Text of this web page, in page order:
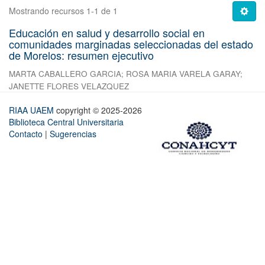
Mostrando recursos 1-1 de 1
Educación en salud y desarrollo social en
comunidades marginadas seleccionadas del estado
de Morelos: resumen ejecutivo
MARTA CABALLERO GARCIA; ROSA MARIA VARELA GARAY;
JANETTE FLORES VELAZQUEZ
RIAA UAEM copyright © 2025-2026
Biblioteca Central Universitaria
Contacto | Sugerencias